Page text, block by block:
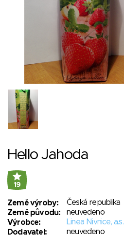
Hello Jahoda
19
Země výroby:
Česká republika
Země původu:
neuvedeno
Výrobce:
Linea Nivnice, a.s.
Dodavatel:
neuvedeno